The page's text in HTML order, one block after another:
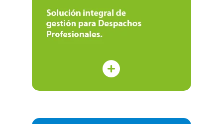
Despachos Profesionales que te
permitirá optimizar todas las áreas de
tu asesoría